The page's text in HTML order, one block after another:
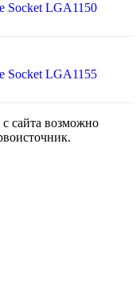
Socket LGA1150
Socket LGA1155
сайта возможно